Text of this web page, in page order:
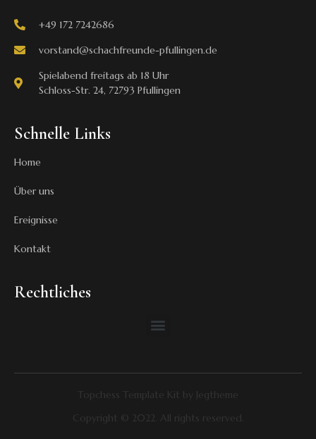
+49 172 7242686
vorstand@schachfreunde-pfullingen.de
Spielabend freitags ab 18 Uhr
Schloss-Str. 24, 72793 Pfullingen
Schnelle Links
Home
Über uns
Ereignisse
Kontakt
Rechtliches
Topchess Template Kit by Jegtheme
Copyright © 2022. All rights reserved.